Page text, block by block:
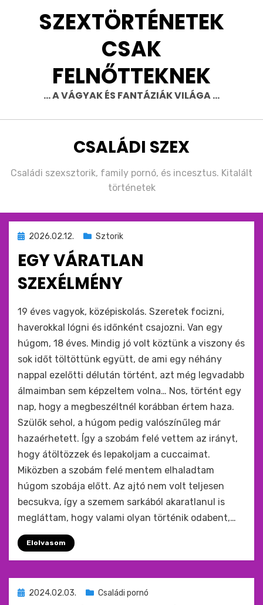
SZEXTÖRTÉNETEK
CSAK
FELNŐTTEKNEK
… A VÁGYAK ÉS FANTÁZIÁK VILÁGA …
CÍMKE
:
CSALÁDI SZEX
Családi szexsztorik, family pornó, és incesztus. Kitalált
történetek
Beküldve
2026.02.12. Sztorik
EGY VÁRATLAN
SZEXÉLMÉNY
by
19 éves vagyok, középiskolás. Szeretek focizni,
haverokkal lógni és időnként csajozni. Van egy
húgom, 18 éves. Mindig jó volt köztünk a viszony és
sok időt töltöttünk együtt, de ami egy néhány
nappal ezelőtti délután történt, azt még legvadabb
álmaimban sem képzeltem volna… Nos, történt egy
nap, hogy a megbeszéltnél korábban értem haza.
Szülők sehol, a húgom pedig valószínűleg már
hazaérhetett. Így a szobám felé vettem az irányt,
hogy átöltözzek és lepakoljam a cuccaimat.
Miközben a szobám felé mentem elhaladtam
húgom szobája előtt. Az ajtó nem volt teljesen
becsukva, így a szemem sarkából akaratlanul is
megláttam, hogy valami olyan történik odabent,…
Elolvasom
Beküldve
2024.02.03. Családi pornó